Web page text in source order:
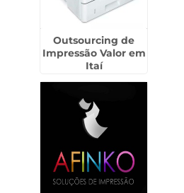
Outsourcing de
Impressão Valor em
Itaí